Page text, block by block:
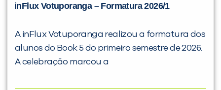
inFlux Votuporanga – Formatura 2026/1
A inFlux Votuporanga realizou a formatura dos
alunos do Book 5 do primeiro semestre de 2026.
A celebração marcou a